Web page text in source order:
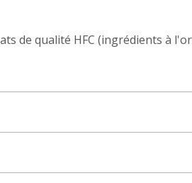
de qualité HFC (ingrédients à